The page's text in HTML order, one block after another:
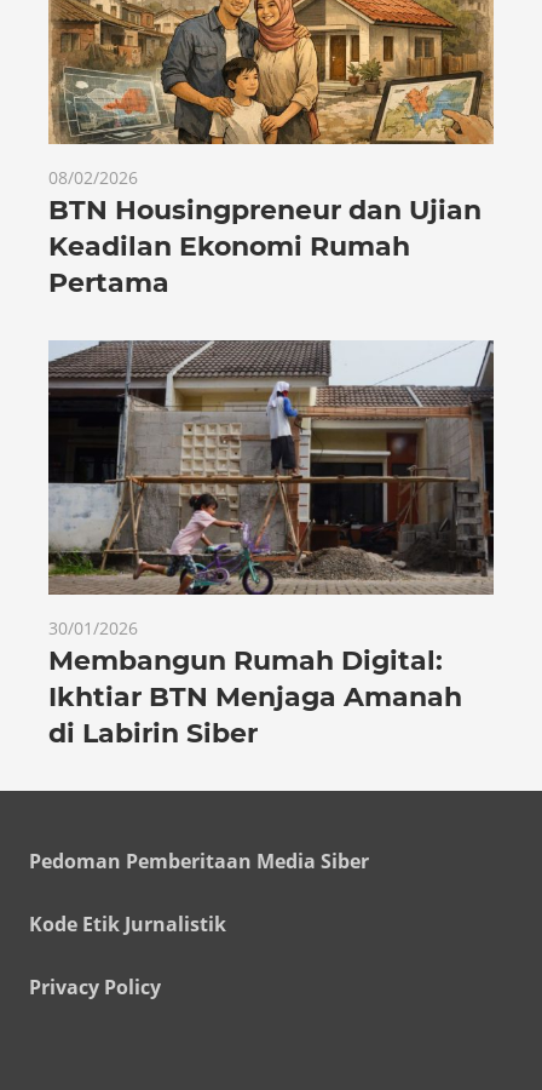
08/02/2026
BTN Housingpreneur dan Ujian
Keadilan Ekonomi Rumah
Pertama
30/01/2026
Membangun Rumah Digital:
Ikhtiar BTN Menjaga Amanah
di Labirin Siber
Pedoman Pemberitaan Media Siber
Kode Etik Jurnalistik
Privacy Policy